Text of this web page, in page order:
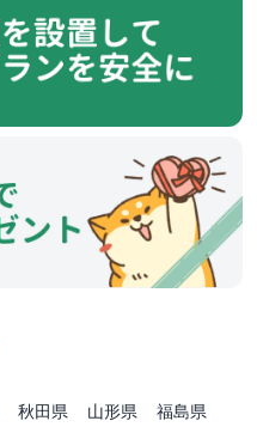
秋田県 山形県
福島県